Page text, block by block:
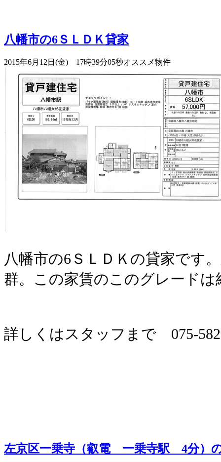
八幡市の6ＳＬＤＫ貸家
2015年6月12日(金) 17時39分05秒オススメ物件
八幡市の6ＳＬＤＫの貸家です
群。この家賃のこのグレードは
詳しくはスタッフまで 075-
左京区一乗寺（叡電 一乗寺駅 4分）